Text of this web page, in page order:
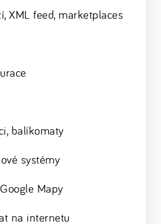
XML feed, marketplaces
balíkomaty
systémy
Mapy
na internetu